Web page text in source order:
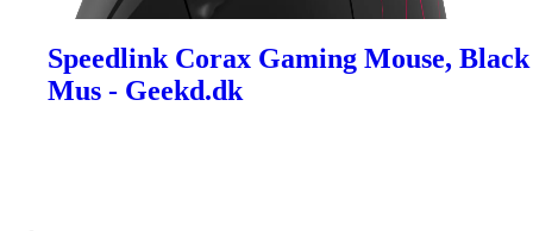
Speedlink Corax Gaming Mouse, Black
Mus - Geekd.dk